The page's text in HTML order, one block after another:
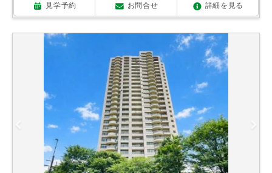
見学予約 お問合せ 詳細を見る